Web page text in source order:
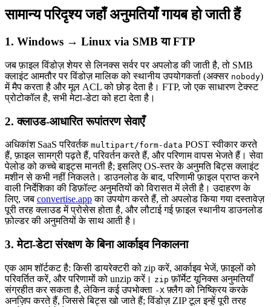
सामान्य परिदृश्य जहाँ अनुमतियाँ गायब हो जाती हैं
1. Windows → Linux via SMB या FTP
जब फ़ाइल विंडोज़ शेयर से लिनक्स सर्वर पर अपलोड की जाती है, तो SMB
क्लाइंट आमतौर पर विंडोज़ मालिक को स्थानीय उपयोगकर्ता (अक्सर nobody)
में मैप करता है और मूल ACL को छोड़ देता है। FTP, जो एक साधारण टेक्स्ट
प्रोटोकॉल है, सभी मेटा‑डेटा को हटा देता है।
2. क्लाउड‑आधारित रूपांतरण सेवाएँ
अधिकांश SaaS परिवर्तक multipart/form-data POST स्वीकार करते
हैं, फ़ाइल सामग्री पढ़ते हैं, परिवर्तन करते हैं, और परिणाम वापस भेजते हैं। सेवा
पेलोड को कच्चे बाइट्स मानती है; इसलिए OS‑स्तर के अनुमति बिट्स क्लाइंट
मशीन से कभी नहीं निकलते। डाउनलोड के बाद, परिणामी फ़ाइल प्राप्त करने
वाली निर्देशिका की डिफ़ॉल्ट अनुमतियों को विरासत में लेती है। उदाहरण के
लिए, जब convertise.appका उपयोग करते हैं, तो अपलोड किया गया दस्तावेज़
पूरी तरह क्लाउड में प्रोसेस होता है, और लौटाई गई फ़ाइल स्थानीय डाउनलोड
फ़ोल्डर की अनुमतियों के साथ आती है।
3. मेटा‑डेटा संरक्षण के बिना आर्काइव निकालना
एक आम शॉर्टकट है: किसी डायरेक्टरी को zip करें, आर्काइव भेजें, फ़ाइलों को
परिवर्तित करें, और परिणामों को unzip करें। zip फ़ॉर्मेट यूनिक्स अनुमतियाँ
संग्रहीत कर सकता है, लेकिन कई उपभोक्ता -X फ़्लैग को निष्क्रिय करके
अनज़िप करते हैं, जिससे बिट्स खो जाते हैं; विंडोज़ ZIP टूल इन्हें पूरी तरह